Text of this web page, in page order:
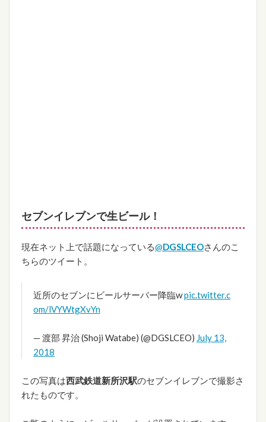
セブンイレブンで生ビール！
現在ネット上で話題になっている@DGSLCEOさんのこ
ちらのツイート。
近所のセブンにビールサーバー降臨wpic.twitter.c
om/lVYWtgXvYn
— 渡部 昇治 (Shoji Watabe) (@DGSLCEO) July 13,
2018
この写真は西武鉄道新所沢駅のセブンイレブンで撮影さ
れたものです。